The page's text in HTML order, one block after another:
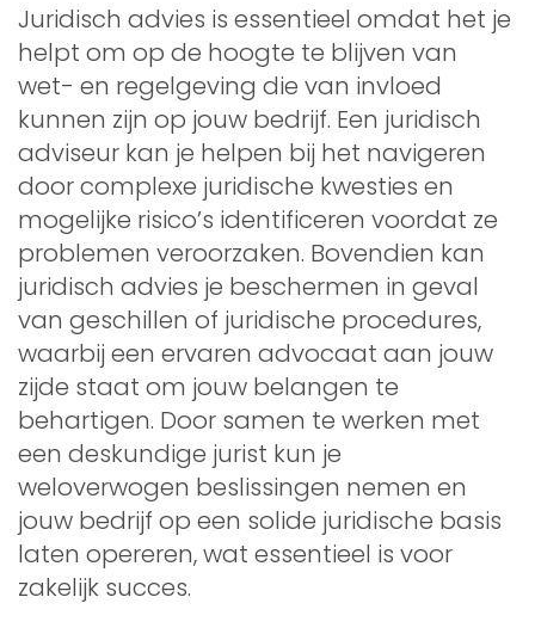
Juridisch advies is essentieel omdat het je
helpt om op de hoogte te blijven van
wet- en regelgeving die van invloed
kunnen zijn op jouw bedrijf. Een juridisch
adviseur kan je helpen bij het navigeren
door complexe juridische kwesties en
mogelijke risico’s identificeren voordat ze
problemen veroorzaken. Bovendien kan
juridisch advies je beschermen in geval
van geschillen of juridische procedures,
waarbij een ervaren advocaat aan jouw
zijde staat om jouw belangen te
behartigen. Door samen te werken met
een deskundige jurist kun je
weloverwogen beslissingen nemen en
jouw bedrijf op een solide juridische basis
laten opereren, wat essentieel is voor
zakelijk succes.